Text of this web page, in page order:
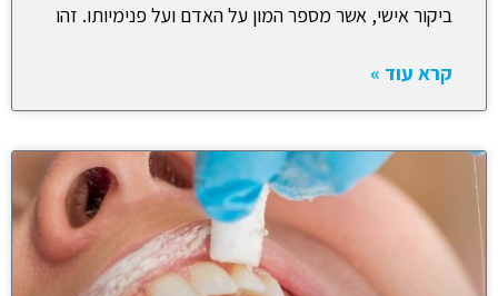
ביקור אישי, אשר מספר המון על האדם ועל פנימיותו. זהו
קרא עוד »